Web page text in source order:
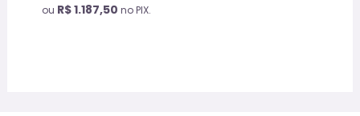
ou R$1.187,50 no PIX.